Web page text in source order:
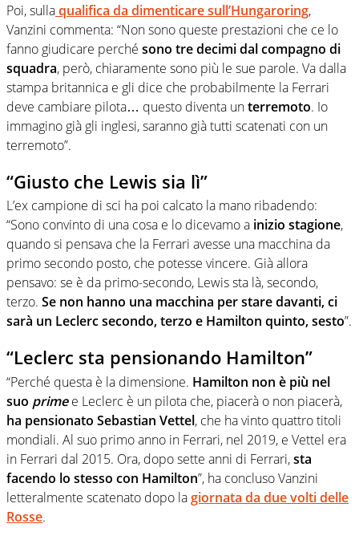
Poi, sullaqualifica da dimenticare sull’Hungaroring,
Vanzini commenta: “Non sono queste prestazioni che ce lo
fanno giudicare perché sono tre decimi dal compagno di
squadra, però, chiaramente sono più le sue parole. Va dalla
stampa britannica e gli dice che probabilmente la Ferrari
deve cambiare pilota… questo diventa unterremoto. Io
immagino già gli inglesi, saranno già tutti scatenati con un
terremoto”.
“Giusto che Lewis sia lì”
L’ex campione di sci ha poi calcato la mano ribadendo:
“Sono convinto di una cosa e lo dicevamo a inizio stagione,
quando si pensava che la Ferrari avesse una macchina da
primo secondo posto, che potesse vincere. Già allora
pensavo: se è da primo-secondo, Lewis sta là, secondo,
terzo. Se non hanno una macchina per stare davanti, ci
sarà un Leclerc secondo, terzo e Hamilton quinto, sesto”.
“Leclerc sta pensionando Hamilton”
“Perché questa è la dimensione. Hamilton non è più nel
suo primee Leclerc è un pilota che, piacerà o non piacerà,
ha pensionato Sebastian Vettel, che ha vinto quattro titoli
mondiali. Al suo primo anno in Ferrari, nel 2019, e Vettel era
in Ferrari dal 2015. Ora, dopo sette anni di Ferrari,sta
facendo lo stesso con Hamilton”, ha concluso Vanzini
letteralmente scatenato dopo lagiornata da due volti delle
Rosse.